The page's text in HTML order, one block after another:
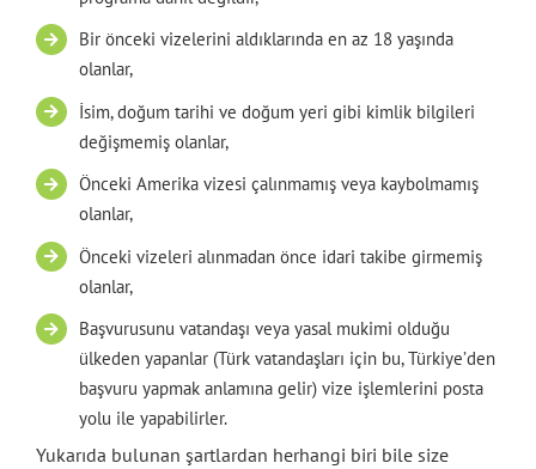
Bir önceki vizelerini aldıklarında en az 18 yaşında
olanlar,
İsim, doğum tarihi ve doğum yeri gibi kimlik bilgileri
değişmemiş olanlar,
Önceki Amerika vizesi çalınmamış veya kaybolmamış
olanlar,
Önceki vizeleri alınmadan önce idari takibe girmemiş
olanlar,
Başvurusunu vatandaşı veya yasal mukimi olduğu
ülkeden yapanlar (Türk vatandaşları için bu, Türkiye’den
başvuru yapmak anlamına gelir) vize işlemlerini posta
yolu ile yapabilirler.
Yukarıda bulunan şartlardan herhangi biri bile size